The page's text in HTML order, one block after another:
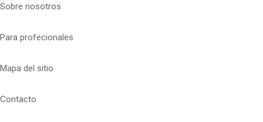
Sobre nosotros
Para profecionales
Mapa del sitio
Contacto